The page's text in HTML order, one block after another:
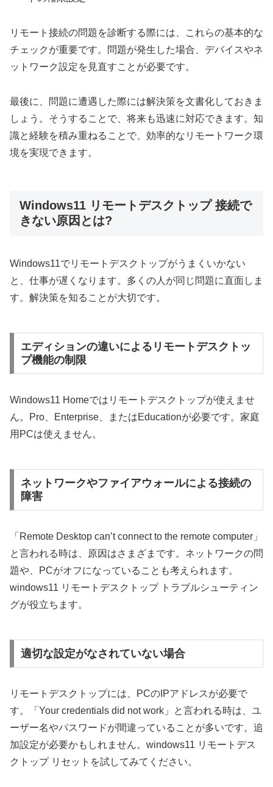
リモート接続の問題を診断する際には、これらの基本的な
チェックが重要です。問題が発生した場合、デバイスやネ
ットワーク設定を見直すことが必要です。
最後に、問題に遭遇した際には解決策を文書化しておきま
しょう。そうすることで、将来も迅速に対応できます。知
識と経験を積み重ねることで、効率的なリモートワーク環
境を実現できます。
Windows11 リモートデスクトップ 接続で
きない原因とは?
Windows11でリモートデスクトップがうまくいかない
と、仕事が遅くなります。多くの人が同じ問題に直面しま
す。解決策を知ることが大切です。
エディションの違いによるリモートデスクトッ
プ機能の制限
Windows11 Homeではリモートデスクトップが使えませ
ん。Pro、Enterprise、またはEducationが必要です。家庭
用PCは使えません。
ネットワークやファイアウォールによる接続の
障害
「Remote Desktop can’t connect to the remote computer」
と言われる時は、原因はさまざまです。ネットワークの問
題や、PCがオフになっていることも考えられます。
windows11 リモートデスクトップ トラブルシューティン
グが役立ちます。
適切な設定がなされていない場合
リモートデスクトップには、PCのIPアドレスが必要で
す。「Your credentials did not work」と言われる時は、ユ
ーザー名やパスワードが間違っていることが多いです。追
加設定が必要かもしれません。windows11 リモートデス
クトップ リセットを試してみてください。